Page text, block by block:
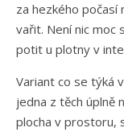
za hezkého
vařit. Není nic moc
potit u plotny v
Variant co se týká
jedna z těch úplně
plocha v prostoru,